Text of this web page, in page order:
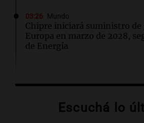
03:26 Mundo
Chipre iniciará suministro de
Europa en marzo de 2028,
de Energía
Más de 1.300 vuelos
Escuchá lo